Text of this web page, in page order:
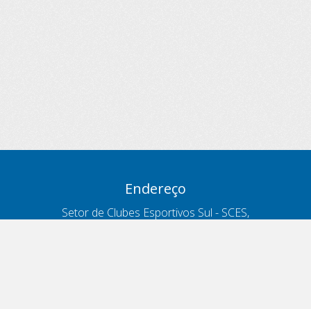
Endereço
Setor de Clubes Esportivos Sul - SCES,